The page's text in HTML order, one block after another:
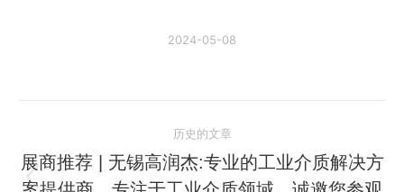
2024-05-08
章
历史的文章
历
展商推荐 | 无锡高润杰:专业的工业介质解决方